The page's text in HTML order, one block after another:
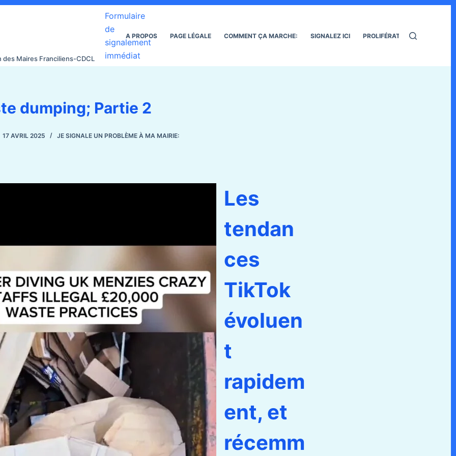
Maires Franciliens-CDCL
Formulaire
de
signalement
immédiat
A PROPOS PAGE LÉGALE COMMENT ÇA MARCHE: SIGNALEZ ICI PROLIFÉRATION DES RATS
dumping; Partie 2
17 AVRIL 2025 JE SIGNALE UN PROBLÈME À MA MAIRIE:
Les
tendan
ces
TikTok
évoluen
t
rapidem
ent, et
récemm